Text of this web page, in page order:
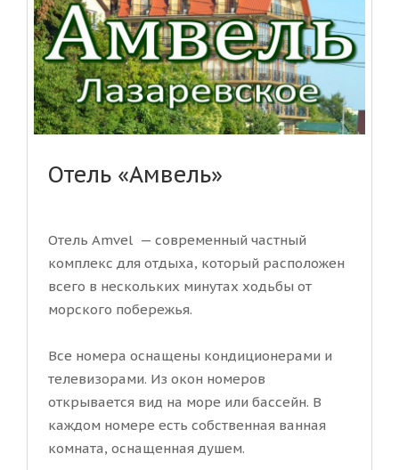
Отель «Амвель»
Отель Amvel — современный частный
комплекс для отдыха, который расположен
всего в нескольких минутах ходьбы от
морского побережья.
Все номера оснащены кондиционерами и
телевизорами. Из окон номеров
открывается вид на море или бассейн. В
каждом номере есть собственная ванная
комната, оснащенная душем.